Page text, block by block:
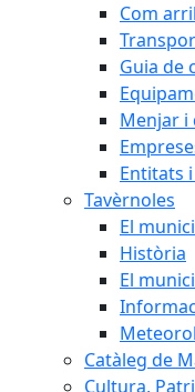
Com
Guia de
Menjar
Entitats
Tavèrnoles
El
Història
El
Catàleg de
Cultura,